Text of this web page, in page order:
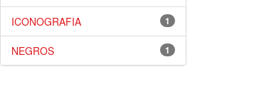
1
ICONOGRAFIA
1
NEGROS